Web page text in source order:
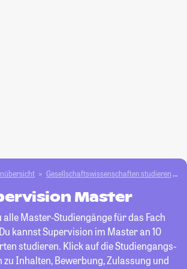
Gesellschafts­­wissenschaften studieren
Master
alle Master-Studiengänge für das Fach
kannst Supervision im Master an 10
studieren. Klick auf die Studiengangs-
zu Inhalten, Bewerbung, Zulassung und